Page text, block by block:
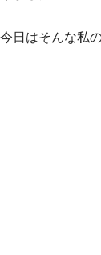
今日はそんな私